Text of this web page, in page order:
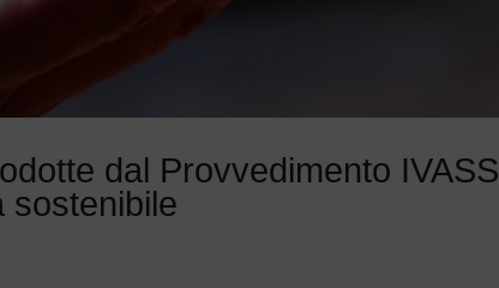
dal Provvedimento IVASS
sostenibile